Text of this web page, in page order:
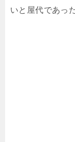
いと屋代であった